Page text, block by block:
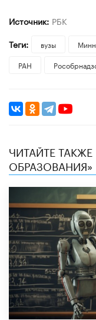
Источник: РБК
Теги:
вузы
РАН
ЧИТАЙТЕ ТАКЖЕ
ОБРАЗОВАНИЯ»